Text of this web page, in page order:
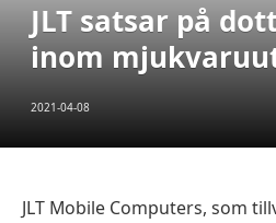
JLT satsar på
inom
2021-04-08
JLT Mobile Computers, som